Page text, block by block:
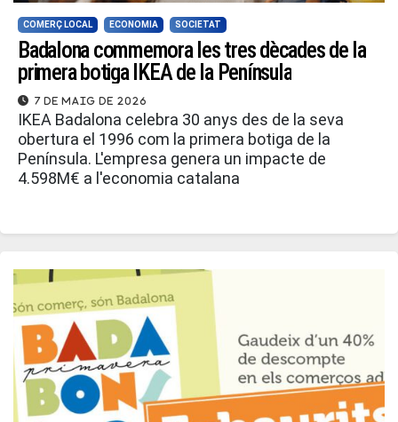
COMERÇ LOCAL ECONOMIA SOCIETAT
Badalona commemora les tres dècades de la
primera botiga IKEA de la Península
7 de maig de 2026
IKEA Badalona celebra 30 anys des de la seva
obertura el 1996 com la primera botiga de la
Península. L'empresa genera un impacte de
4.598M€ a l'economia catalana